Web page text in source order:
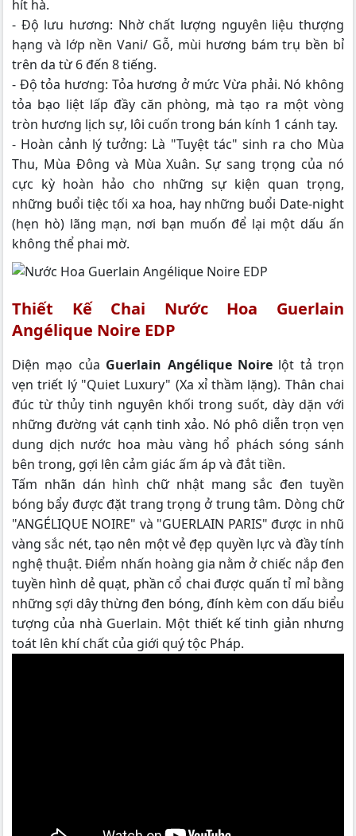
hít hà.
- Độ lưu hương: Nhờ chất lượng nguyên liệu thượng
hạng và lớp nền Vani/ Gỗ, mùi hương bám trụ bền bỉ
trên da từ 6 đến 8 tiếng.
- Độ tỏa hương: Tỏa hương ở mức Vừa phải. Nó không
tỏa bạo liệt lấp đầy căn phòng, mà tạo ra một vòng
tròn hương lịch sự, lôi cuốn trong bán kính 1 cánh tay.
- Hoàn cảnh lý tưởng: Là "Tuyệt tác" sinh ra cho Mùa
Thu, Mùa Đông và Mùa Xuân. Sự sang trọng của nó
cực kỳ hoàn hảo cho những sự kiện quan trọng,
những buổi tiệc tối xa hoa, hay những buổi Date-night
(hẹn hò) lãng mạn, nơi bạn muốn để lại một dấu ấn
không thể phai mờ.
Thiết Kế Chai Nước Hoa Guerlain
Angélique Noire EDP
Diện mạo của Guerlain Angélique Noirelột tả trọn
vẹn triết lý "Quiet Luxury" (Xa xỉ thầm lặng). Thân chai
đúc từ thủy tinh nguyên khối trong suốt, dày dặn với
những đường vát cạnh tinh xảo. Nó phô diễn trọn vẹn
dung dịch nước hoa màu vàng hổ phách sóng sánh
bên trong, gợi lên cảm giác ấm áp và đắt tiền.
Tấm nhãn dán hình chữ nhật mang sắc đen tuyền
bóng bẩy được đặt trang trọng ở trung tâm. Dòng chữ
"ANGÉLIQUE NOIRE" và "GUERLAIN PARIS" được in nhũ
vàng sắc nét, tạo nên một vẻ đẹp quyền lực và đầy tính
nghệ thuật. Điểm nhấn hoàng gia nằm ở chiếc nắp đen
tuyền hình dẻ quạt, phần cổ chai được quấn tỉ mỉ bằng
những sợi dây thừng đen bóng, đính kèm con dấu biểu
tượng của nhà Guerlain. Một thiết kế tinh giản nhưng
toát lên khí chất của giới quý tộc Pháp.